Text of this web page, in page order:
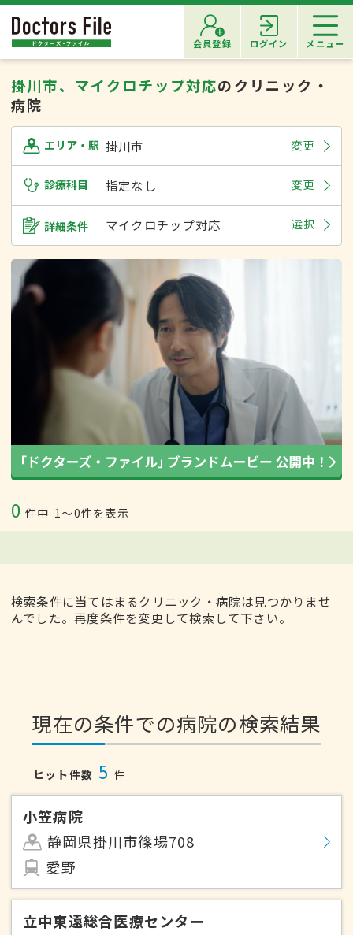
会員登録 ログイン メニュー
掛川市、マイクロチップ対応のクリニック・
病院
エリア・駅 掛川市 変更
診療科目 指定なし 変更
詳細条件 マイクロチップ対応 選択
0 件中 1〜0件を表示
検索条件に当てはまるクリニック・病院は見つかりませ
んでした。再度条件を変更して検索して下さい。
現在の条件での病院の検索結果
ヒット件数 5 件
小笠病院
静岡県掛川市篠場708
愛野
立中東遠総合医療センター